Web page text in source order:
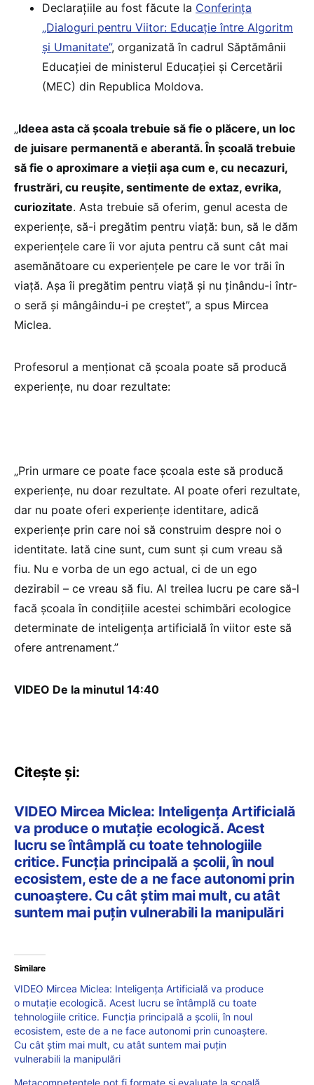
Declarațiile au fost făcute la Conferința
„Dialoguri pentru Viitor: Educație între Algoritm
și Umanitate”, organizată în cadrul Săptămânii
Educației de ministerul Educației și Cercetării
(MEC) din Republica Moldova.
„Ideea asta că școala trebuie să fie o plăcere, un loc
de juisare permanentă e aberantă. În școală trebuie
să fie o aproximare a vieții așa cum e, cu necazuri,
frustrări, cu reușite, sentimente de extaz, evrika,
curiozitate. Asta trebuie să oferim, genul acesta de
experiențe, să-i pregătim pentru viață: bun, să le dăm
experiențele care îi vor ajuta pentru că sunt cât mai
asemănătoare cu experiențele pe care le vor trăi în
viață. Așa îi pregătim pentru viață și nu ținându-i într-
o seră și mângâindu-i pe creștet”, a spus Mircea
Miclea.
Profesorul a menționat că școala poate să producă
experiențe, nu doar rezultate:
„Prin urmare ce poate face școala este să producă
experiențe, nu doar rezultate. AI poate oferi rezultate,
dar nu poate oferi experiențe identitare, adică
experiențe prin care noi să construim despre noi o
identitate. Iată cine sunt, cum sunt și cum vreau să
fiu. Nu e vorba de un ego actual, ci de un ego
dezirabil – ce vreau să fiu. Al treilea lucru pe care să-l
facă școala în condițiile acestei schimbări ecologice
determinate de inteligența artificială în viitor este să
ofere antrenament.”
VIDEO De la minutul 14:40
Citește și:
VIDEO Mircea Miclea: Inteligența Artificială
va produce o mutație ecologică. Acest
lucru se întâmplă cu toate tehnologiile
critice. Funcția principală a școlii, în noul
ecosistem, este de a ne face autonomi prin
cunoaștere. Cu cât știm mai mult, cu atât
suntem mai puțin vulnerabili la manipulări
Similare
VIDEO Mircea Miclea: Inteligența Artificială va produce
o mutație ecologică. Acest lucru se întâmplă cu toate
tehnologiile critice. Funcția principală a școlii, în noul
ecosistem, este de a ne face autonomi prin cunoaștere.
Cu cât știm mai mult, cu atât suntem mai puțin
vulnerabili la manipulări